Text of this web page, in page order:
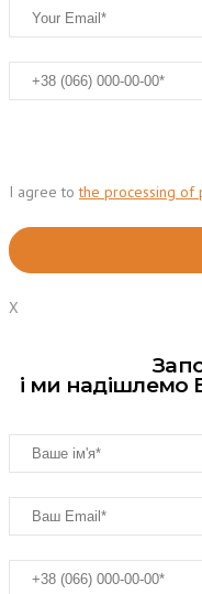
I agree tothe processing of
X
і ми надішлемо